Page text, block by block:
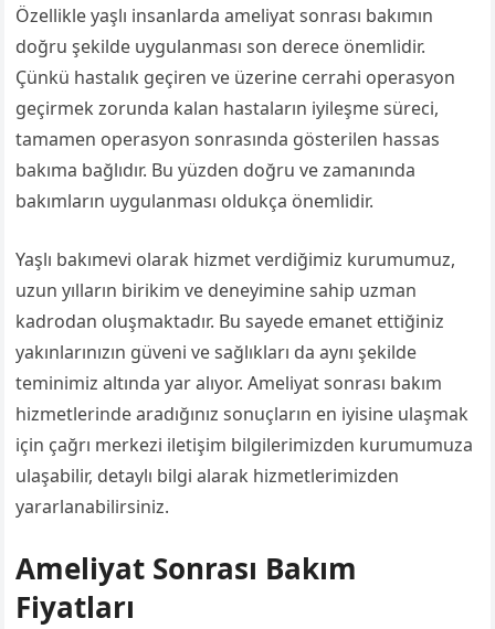
Özellikle yaşlı insanlarda ameliyat sonrası bakımın
doğru şekilde uygulanması son derece önemlidir.
Çünkü hastalık geçiren ve üzerine cerrahi operasyon
geçirmek zorunda kalan hastaların iyileşme süreci,
tamamen operasyon sonrasında gösterilen hassas
bakıma bağlıdır. Bu yüzden doğru ve zamanında
bakımların uygulanması oldukça önemlidir.
Yaşlı bakımevi olarak hizmet verdiğimiz kurumumuz,
uzun yılların birikim ve deneyimine sahip uzman
kadrodan oluşmaktadır. Bu sayede emanet ettiğiniz
yakınlarınızın güveni ve sağlıkları da aynı şekilde
teminimiz altında yar alıyor. Ameliyat sonrası bakım
hizmetlerinde aradığınız sonuçların en iyisine ulaşmak
için çağrı merkezi iletişim bilgilerimizden kurumumuza
ulaşabilir, detaylı bilgi alarak hizmetlerimizden
yararlanabilirsiniz.
Ameliyat Sonrası Bakım
Fiyatları